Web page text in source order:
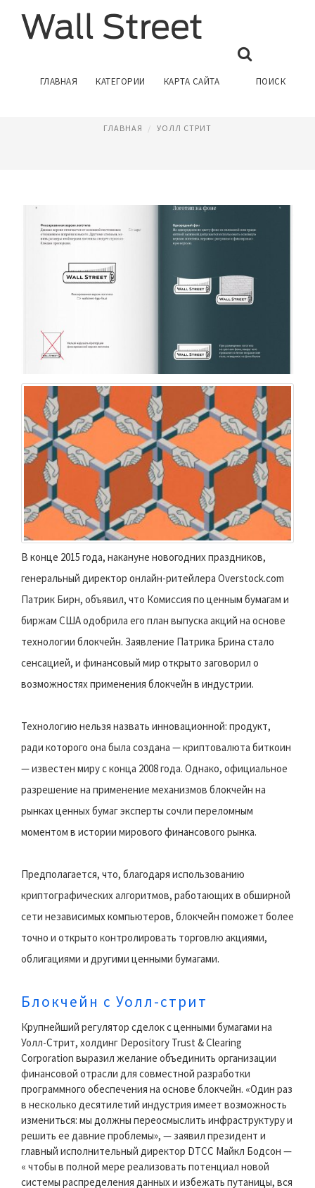
ГЛАВНАЯ КАТЕГОРИИ КАРТА САЙТА ПОИСК
КОМПАНИИ УОЛЛ СТРИТ
ГЛАВНАЯ УОЛЛ СТРИТ
В конце 2015 года, накануне новогодних праздников,
генеральный директор онлайн-ритейлера Overstock.com
Патрик Бирн, объявил, что Комиссия по ценным бумагам и
биржам США одобрила его план выпуска акций на основе
технологии блокчейн. Заявление Патрика Брина стало
сенсацией, и финансовый мир открыто заговорил о
возможностях применения блокчейн в индустрии.
Технологию нельзя назвать инновационной: продукт,
ради которого она была создана — криптовалюта биткоин
— известен миру с конца 2008 года. Однако, официальное
разрешение на применение механизмов блокчейн на
рынках ценных бумаг эксперты сочли переломным
моментом в истории мирового финансового рынка.
Предполагается, что, благодаря использованию
криптографических алгоритмов, работающих в обширной
сети независимых компьютеров, блокчейн поможет более
точно и открыто контролировать торговлю акциями,
облигациями и другими ценными бумагами.
Блокчейн с Уолл-стрит
Крупнейший регулятор сделок с ценными бумагами на
Уолл-Стрит, холдинг Depository Trust & Clearing
Corporation выразил желание объединить организации
финансовой отрасли для совместной разработки
программного обеспечения на основе блокчейн. «Один раз
в несколько десятилетий индустрия имеет возможность
измениться: мы должны переосмыслить инфраструктуру и
решить ее давние проблемы», — заявил президент и
главный исполнительный директор DTCC Майкл Бодсон —
« чтобы в полной мере реализовать потенциал новой
системы распределения данных и избежать путаницы, вся